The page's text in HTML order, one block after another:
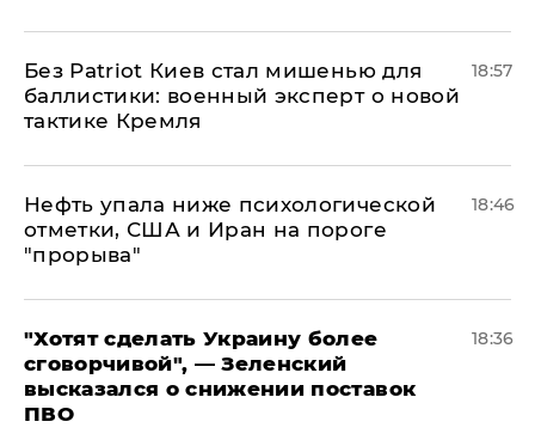
​Без Patriot Киев стал мишенью для
баллистики: военный эксперт о новой
тактике Кремля
18:57
Нефть упала ниже психологической
отметки, США и Иран на пороге
"прорыва"
18:46
​"Хотят сделать Украину более
сговорчивой", — Зеленский
высказался о снижении поставок
ПВО
18:36